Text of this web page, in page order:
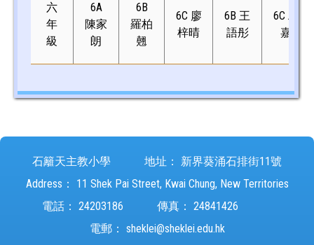
六
年
級
6A
陳家
朗
6B
羅柏
翹
6C 廖
梓晴
6B 王
語彤
6C 邱
嘉
石籬天主教小學 地址：
新界葵涌石排街11號
Address：
11 Shek Pai Street, Kwai Chung, New Territories
電話： 24203186 傳真： 24841426
電郵： sheklei@sheklei.edu.hk